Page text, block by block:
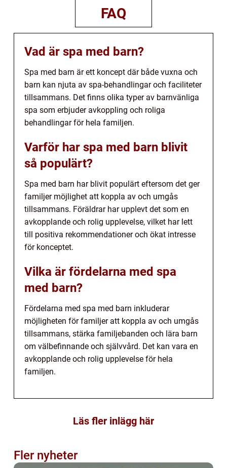
FAQ
Vad är spa med barn?
Spa med barn är ett koncept där både vuxna och
barn kan njuta av spa-behandlingar och faciliteter
tillsammans. Det finns olika typer av barnvänliga
spa som erbjuder avkoppling och roliga
behandlingar för hela familjen.
Varför har spa med barn blivit
så populärt?
Spa med barn har blivit populärt eftersom det ger
familjer möjlighet att koppla av och umgås
tillsammans. Föräldrar har upplevt det som en
avkopplande och rolig upplevelse, vilket har lett
till positiva rekommendationer och ökat intresse
för konceptet.
Vilka är fördelarna med spa
med barn?
Fördelarna med spa med barn inkluderar
möjligheten för familjer att koppla av och umgås
tillsammans, stärka familjebanden och lära barn
om välbefinnande och självvård. Det kan vara en
avkopplande och rolig upplevelse för hela
familjen.
Läs fler inlägg här
Fler nyheter